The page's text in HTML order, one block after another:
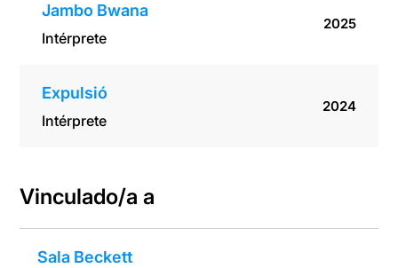
Jambo Bwana
Intérprete
2025
Expulsió
Intérprete
2024
Vinculado/a a
Sala Beckett